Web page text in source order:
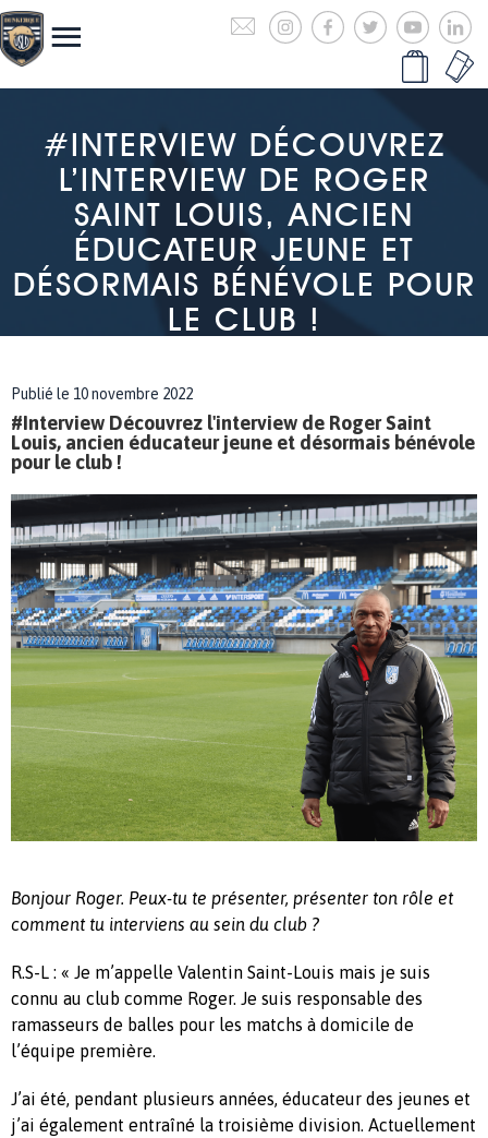
#INTERVIEW DÉCOUVREZ
L’INTERVIEW DE ROGER
SAINT LOUIS, ANCIEN
ÉDUCATEUR JEUNE ET
DÉSORMAIS BÉNÉVOLE POUR
LE CLUB !
Publié le 10 novembre 2022
#Interview Découvrez l'interview de Roger Saint
Louis, ancien éducateur jeune et désormais bénévole
pour le club !
Bonjour Roger. Peux-tu te présenter, présenter ton rôle et
comment tu interviens au sein du club ?
R.S-L : « Je m’appelle Valentin Saint-Louis mais je suis
connu au club comme Roger. Je suis responsable des
ramasseurs de balles pour les matchs à domicile de
l’équipe première.
J’ai été, pendant plusieurs années, éducateur des jeunes et
j’ai également entraîné la troisième division. Actuellement